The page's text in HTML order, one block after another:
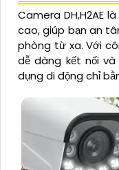
Camera DH,H2AE
cao, giúp bạn an
phòng từ xa. Với
dễ dàng kết nối
dụng di động chỉ